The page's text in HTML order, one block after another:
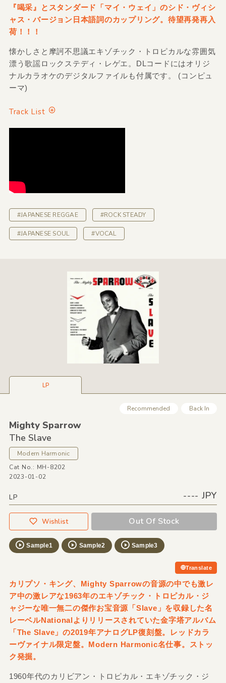
『喝采』とスタンダード「マイ・ウェイ」のシド・ヴィシ
ャス・バージョン日本語詞のカップリング。待望再発再入
荷！！！
懐かしさと摩訶不思議エキゾチック・トロピカルな雰囲気
漂う歌謡ロックステディ・レゲエ。DLコードにはオリジ
ナルカラオケのデジタルファイルも付属です。 (コンピュ
ーマ)
Track List
#JAPANESE REGGAE #ROCK STEADY
#JAPANESE SOUL #VOCAL
LP
Recommended Back In
Mighty Sparrow
The Slave
Modern Harmonic
Cat No.: MH-8202
2023-01-02
LP ---- JPY
Wishlist Out Of Stock
Sample1 Sample2 Sample3
Translate
カリプソ・キング、Mighty Sparrowの音源の中でも激レ
ア中の激レアな1963年のエキゾチック・トロピカル・ジ
ャジーな唯一無二の傑作お宝音源「Slave」を収録した名
レーベルNationalよりリリースされていた金字塔アルバム
「The Slave」の2019年アナログLP復刻盤。レッドカラ
ーヴァイナル限定盤。Modern Harmonic名仕事。ストッ
ク発掘。
1960年代のカリビアン・トロピカル・エキゾチック・ジ